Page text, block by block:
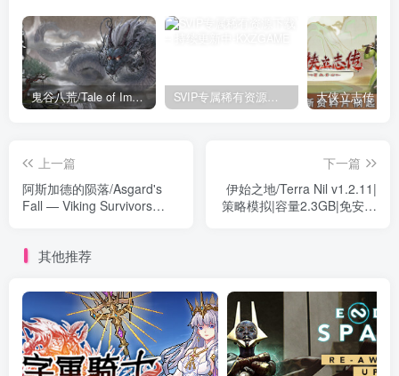
鬼谷八荒/Tale of Immortal v1.2.105.259|角色扮演|容量27.4GB|免安装绿色中文版 SVIP专属稀有资源下载 – 持续更新中
上一篇
阿斯加德的陨落/Asgard's
Fall — Viking Survivors
下一篇
伊始之地/Terra Nil v1.2.11|
策略模拟|容量2.3GB|免安装
其他推荐